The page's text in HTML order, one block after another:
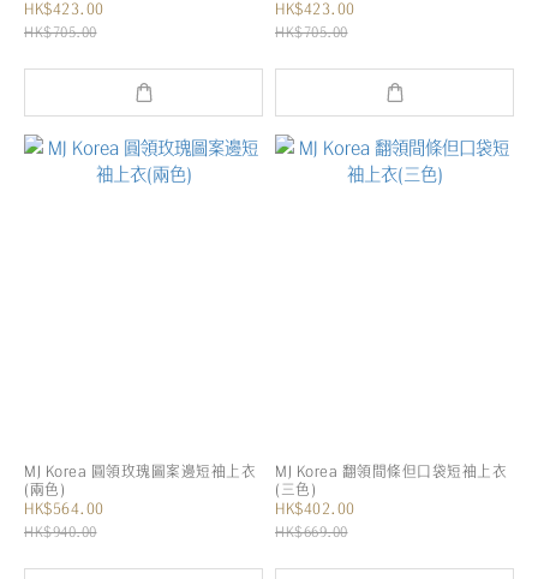
HK$423.00
HK$705.00
HK$423.00
HK$705.00
MJ Korea 圓領玫瑰圖案邊短袖上衣
(兩色)
HK$564.00
HK$940.00
MJ Korea 翻領間條但口袋短袖上衣
(三色)
HK$402.00
HK$669.00